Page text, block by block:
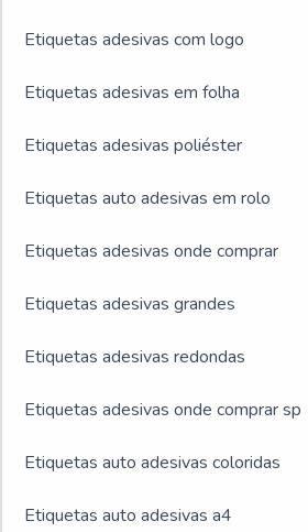
Etiquetas adesivas com logo
Etiquetas adesivas em folha
Etiquetas adesivas poliéster
Etiquetas auto adesivas em rolo
Etiquetas adesivas onde comprar
Etiquetas adesivas grandes
Etiquetas adesivas redondas
Etiquetas adesivas onde comprar sp
Etiquetas auto adesivas coloridas
Etiquetas auto adesivas a4